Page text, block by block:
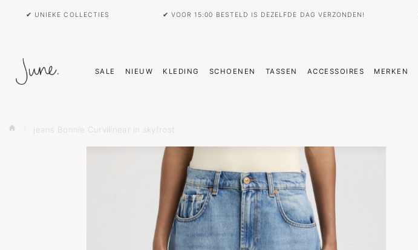
✔ UNIEKE COLLECTIES ✔ VOOR 15:00 BESTELD IS DEZELFDE DAG VERZONDEN!
SALE NIEUW KLEDING SCHOENEN TASSEN ACCESSOIRES MERKEN
jeans Bonnie Curvilinear in skyfrost